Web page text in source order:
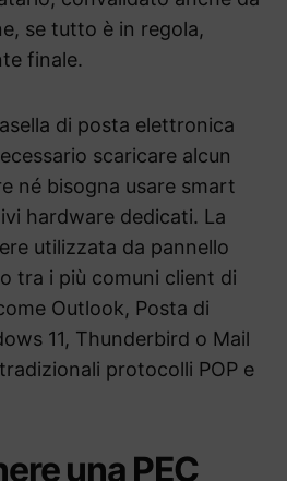
se tutto è in regola,
finale.
di posta elettronica
scaricare alcun
né bisogna usare smart
hardware dedicati. La
utilizzata da pannello
tra i più comuni client di
Outlook, Posta di
11, Thunderbird o Mail
protocolli POP e
una PEC